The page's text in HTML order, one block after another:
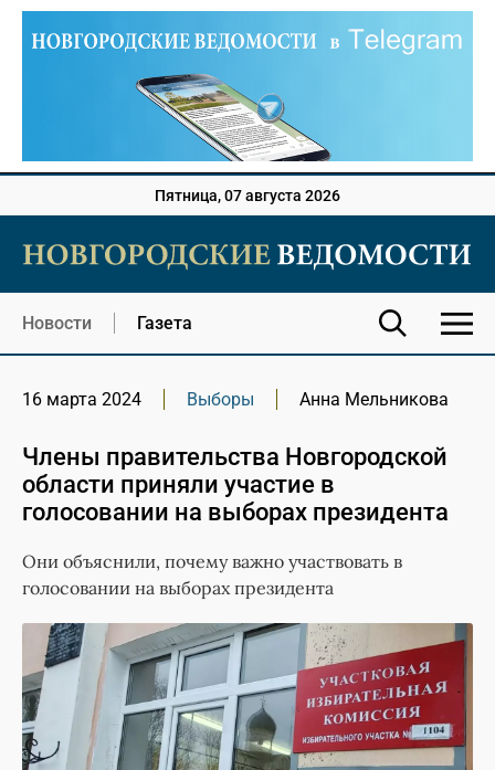
Пятница, 07 августа 2026
Новости Газета
16 марта 2024 Выборы Анна Мельникова
Члены правительства Новгородской
области приняли участие в
голосовании на выборах президента
Они объяснили, почему важно участвовать в
голосовании на выборах президента